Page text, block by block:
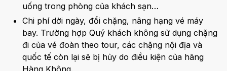
uống trong phòng của khách sạn…
Chi phí dời ngày, đổi chặng, nâng hạng vé máy
bay. Trường hợp Quý khách không sử dụng chặng
đi của vé đoàn theo tour, các chặng nội địa và
quốc tế còn lại sẽ bị hủy do điều kiện của hãng
Hàng Không.